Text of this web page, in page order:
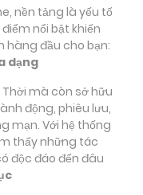
nền tảng là yếu tố
nổi bật khiến
đầu cho bạn:
dạng
Thời mà còn sở hữu
động, phiêu lưu,
mạn. Với hệ thống
thấy những tác
độc đáo đến đâu